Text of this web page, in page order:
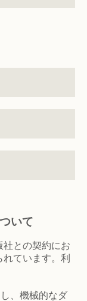
いて
社との契約にお
ています。利
、機械的なダ